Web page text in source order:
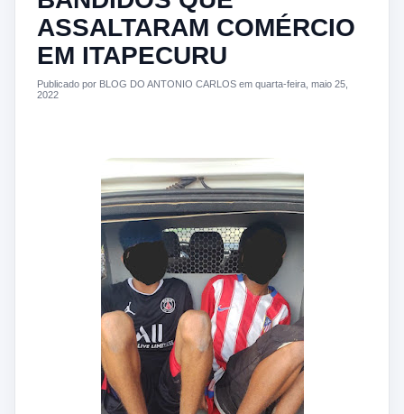
ASSALTARAM COMÉRCIO
EM ITAPECURU
Publicado por BLOG DO ANTONIO CARLOS em quarta-feira, maio 25,
2022